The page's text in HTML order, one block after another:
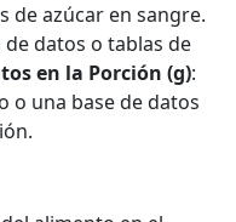
de azúcar en sangre.
datos o tablas de
en la Porción (g):
o una base de datos